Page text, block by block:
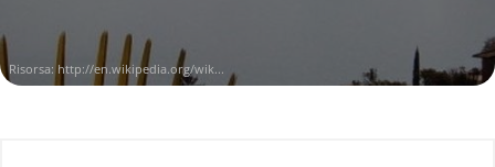
Risorsa:http://en.wikipedia.org/wik...